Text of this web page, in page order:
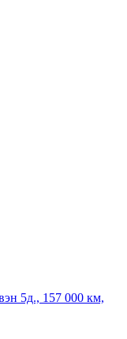
5д., 157 000 км,